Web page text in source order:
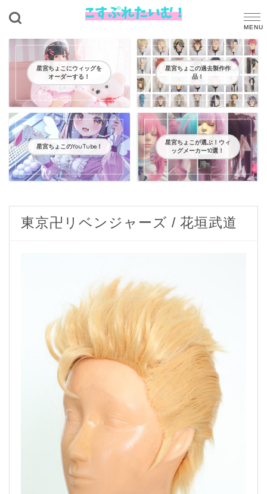
星宮ちょこにウィッグを
オーダーする！
星宮ちょこの過去製作作
品！
星宮ちょこのYouTube！
星宮ちょこが選ぶ！ウィ
ッグメーカー10選！
東京卍リベンジャーズ / 花垣武道